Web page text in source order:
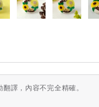
譯，內容不完全精確。